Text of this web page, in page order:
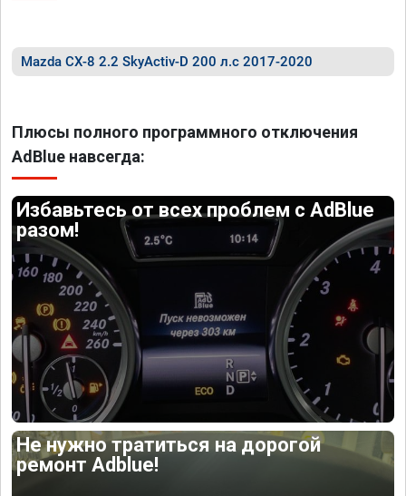
Mazda CX-8 2.2 SkyActiv-D 200 л.с 2017-2020
Плюсы полного программного отключения
AdBlue навсегда:
Избавьтесь от всех проблем с AdBlue
разом!
Не нужно тратиться на дорогой
ремонт Adblue!